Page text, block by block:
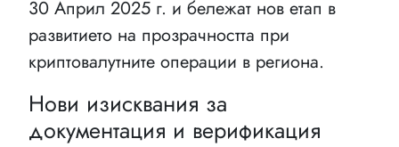
30 Април 2025 г. и бележат нов етап в
развитието на прозрачността при
криптовалутните операции в региона.
Нови изисквания за
документация и верификация